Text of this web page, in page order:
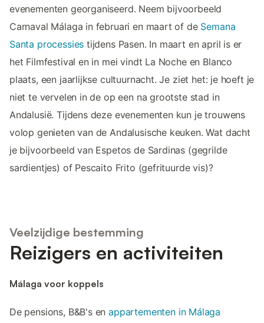
evenementen georganiseerd. Neem bijvoorbeeld
Carnaval Málaga in februari en maart of de Semana
Santa processies tijdens Pasen. In maart en april is er
het Filmfestival en in mei vindt La Noche en Blanco
plaats, een jaarlijkse cultuurnacht. Je ziet het: je hoeft je
niet te vervelen in de op een na grootste stad in
Andalusië. Tijdens deze evenementen kun je trouwens
volop genieten van de Andalusische keuken. Wat dacht
je bijvoorbeeld van Espetos de Sardinas (gegrilde
sardientjes) of Pescaito Frito (gefrituurde vis)?
Veelzijdige bestemming
Reizigers en activiteiten
Málaga voor koppels
De pensions, B&B's enappartementen in Málaga